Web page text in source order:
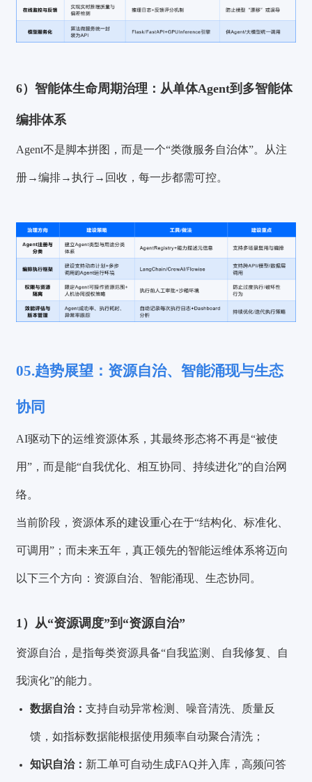
6）智能体生命周期治理：从单体Agent到多智能体
编排体系
Agent不是脚本拼图，而是一个“类微服务自治体”。从注
册→编排→执行→回收，每一步都需可控。
05.趋势展望：资源自治、智能涌现与生态
协同
AI驱动下的运维资源体系，其最终形态将不再是“被使
用”，而是能“自我优化、相互协同、持续进化”的自治网
络。
当前阶段，资源体系的建设重心在于“结构化、标准化、
可调用”；而未来五年，真正领先的智能运维体系将迈向
以下三个方向：资源自治、智能涌现、生态协同。
1）从“资源调度”到“资源自治”
资源自治，是指每类资源具备“自我监测、自我修复、自
我演化”的能力。
数据自治：支持自动异常检测、噪音清洗、质量反
馈，如指标数据能根据使用频率自动聚合清洗；
知识自治： 新工单可自动生成FAQ并入库，高频问答